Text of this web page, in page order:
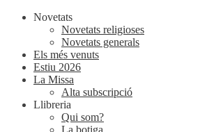
Novetats
Novetats religioses
Novetats generals
Els més venuts
Estiu 2026
La Missa
Alta subscripció
Llibreria
Qui som?
La botiga